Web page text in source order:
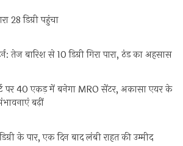
28 डिग्री पहुंचा
तेज बारिश से 10 डिग्री गिरा पारा, ठंड का अहसास
पर 40 एकड़ में बनेगा MRO सेंटर, अकासा एयर के
बढ़ीं
के पार, एक दिन बाद लंबी राहत की उम्मीद